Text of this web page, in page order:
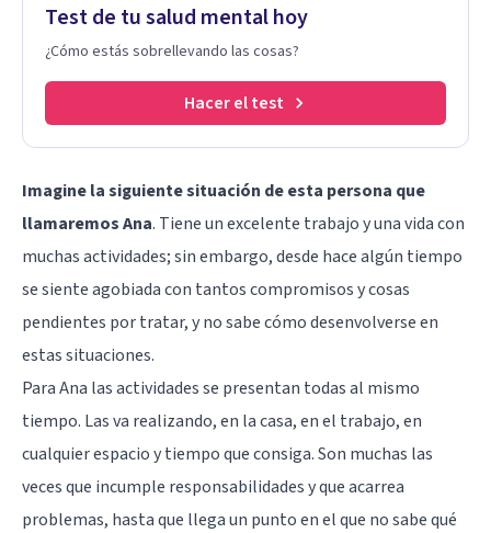
Test de tu salud mental hoy
¿Cómo estás sobrellevando las cosas?
Hacer el test
Imagine la siguiente situación de esta persona que
llamaremos Ana. Tiene un excelente trabajo y una vida con
muchas actividades; sin embargo, desde hace algún tiempo
se siente agobiada con tantos compromisos y cosas
pendientes por tratar, y no sabe cómo desenvolverse en
estas situaciones.
Para Ana las actividades se presentan todas al mismo
tiempo. Las va realizando, en la casa, en el trabajo, en
cualquier espacio y tiempo que consiga. Son muchas las
veces que incumple responsabilidades y que acarrea
problemas, hasta que llega un punto en el que no sabe qué